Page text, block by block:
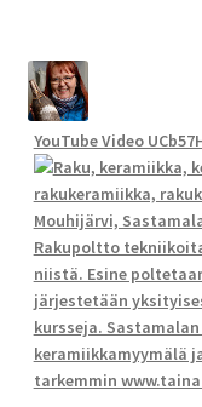
YouTube Video